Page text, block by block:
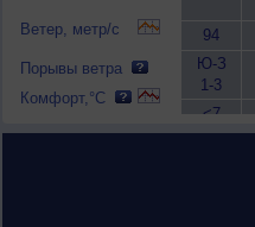
Ветер, метр/с
Порывы ветра
Комфорт,°C
94
Ю-З
1-3
<7